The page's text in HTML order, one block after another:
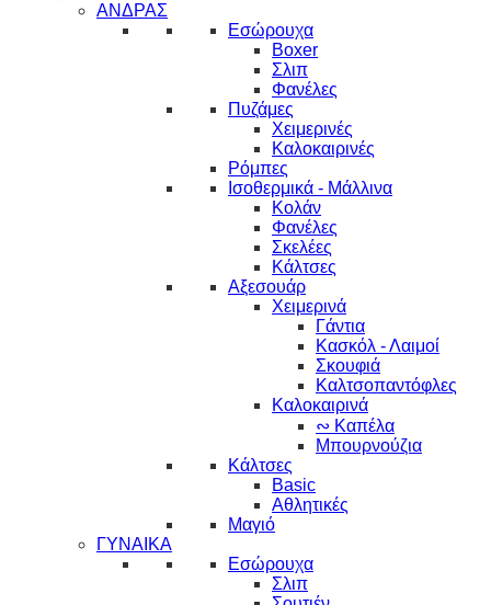
ΑΝΔΡΑΣ
Εσώρουχα
Boxer
Σλιπ
Φανέλες
Πυζάμες
Χειμερινές
Καλοκαιρινές
Ρόμπες
Ισοθερμικά - Μάλλινα
Κολάν
Φανέλες
Σκελέες
Κάλτσες
Αξεσουάρ
Χειμερινά
Γάντια
Κασκόλ - Λαιμοί
Σκουφιά
Καλτσοπαντόφλες
Καλοκαιρινά
∾ Καπέλα
Μπουρνούζια
Κάλτσες
Basic
Αθλητικές
Μαγιό
ΓΥΝΑΙΚΑ
Εσώρουχα
Σλιπ